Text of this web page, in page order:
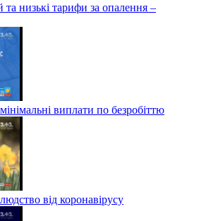
та низькі тарифи за опалення –
виплати по безробіттю
від коронавірусу